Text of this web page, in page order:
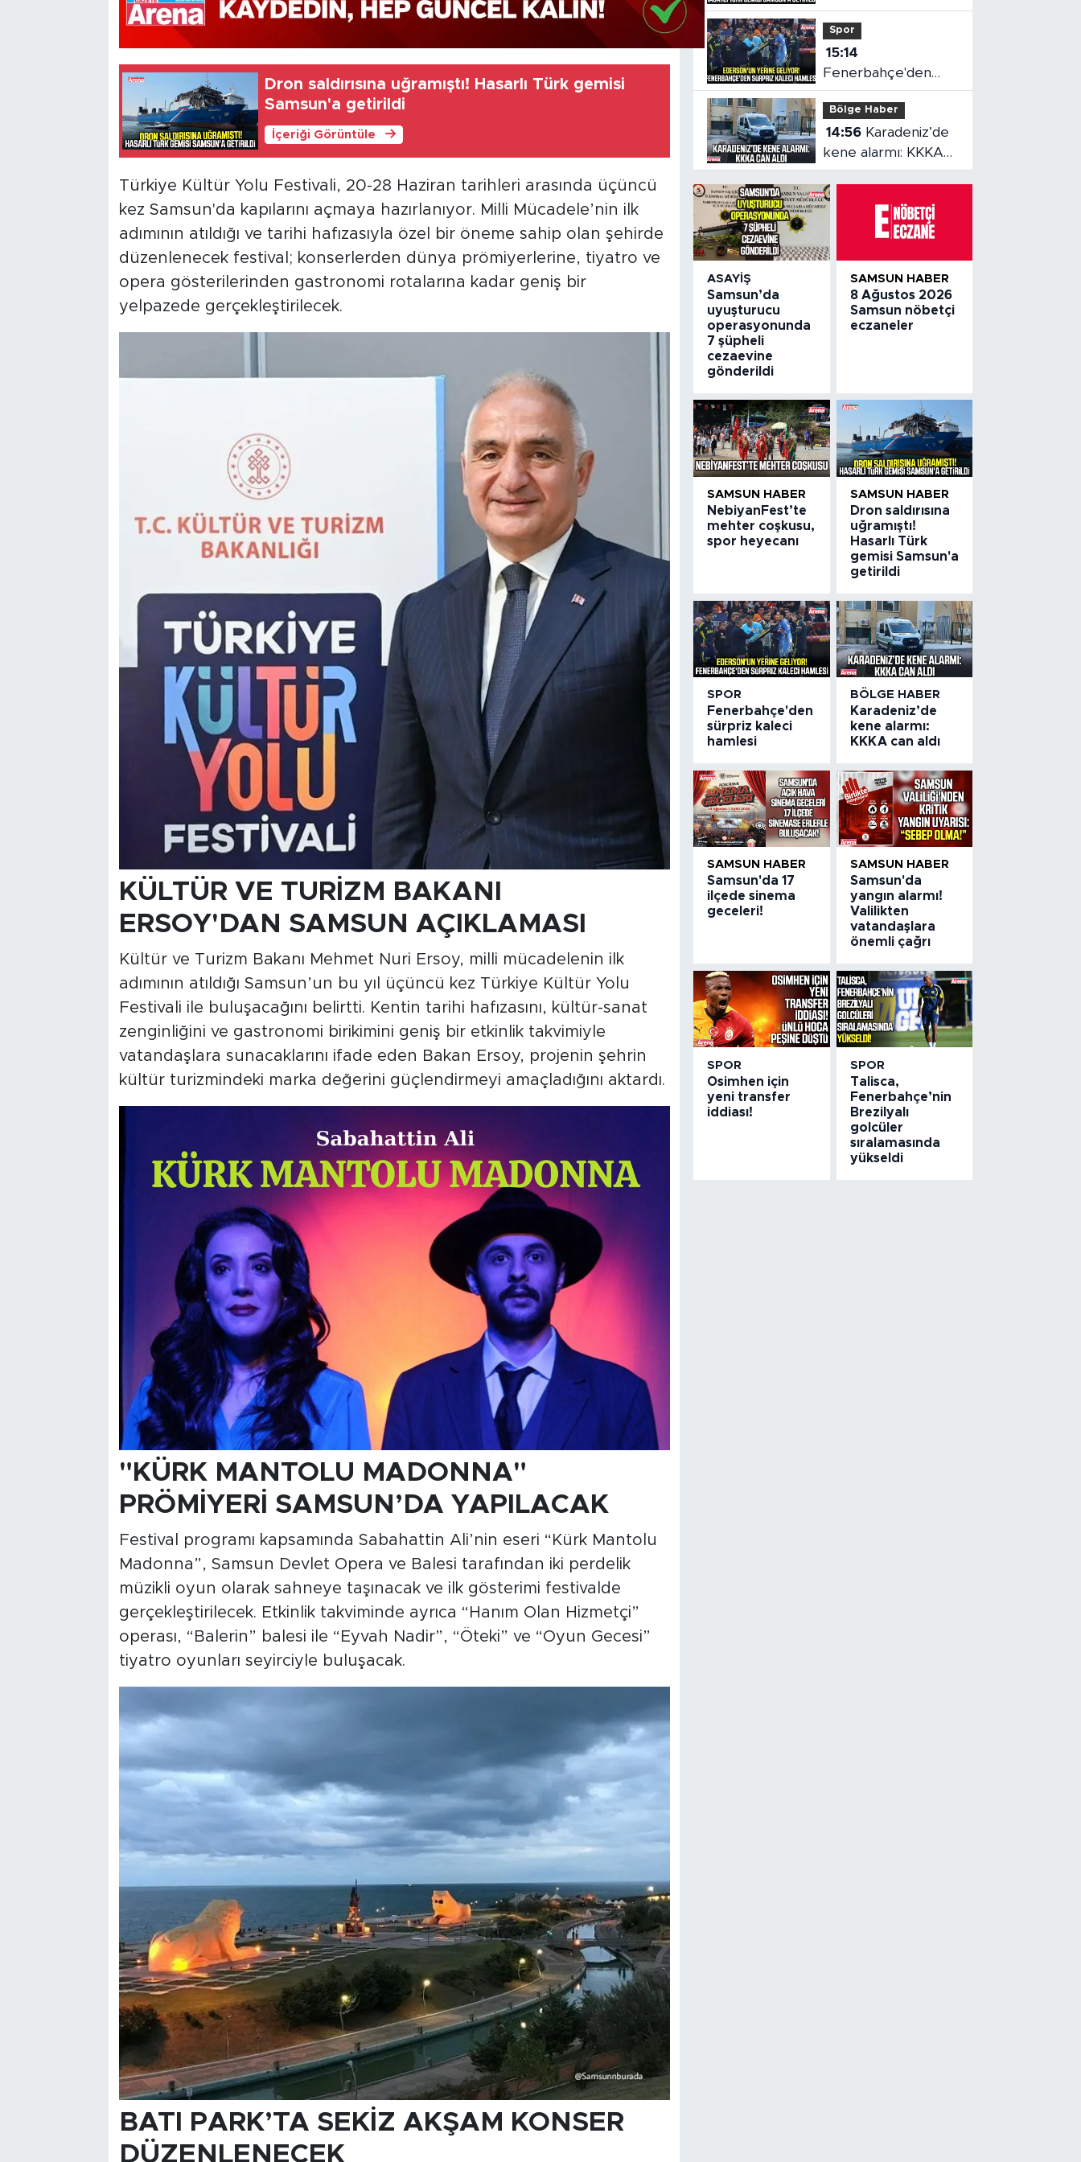
Dron saldırısına uğramıştı! Hasarlı Türk gemisi
Samsun'a getirildi
İçeriği Görüntüle
Türkiye Kültür Yolu Festivali, 20-28 Haziran tarihleri arasında üçüncü
kez Samsun'da kapılarını açmaya hazırlanıyor. Milli Mücadele’nin ilk
adımının atıldığı ve tarihi hafızasıyla özel bir öneme sahip olan şehirde
düzenlenecek festival; konserlerden dünya prömiyerlerine, tiyatro ve
opera gösterilerinden gastronomi rotalarına kadar geniş bir
yelpazede gerçekleştirilecek.
KÜLTÜR VE TURİZM BAKANI
ERSOY'DAN SAMSUN AÇIKLAMASI
Kültür ve Turizm Bakanı Mehmet Nuri Ersoy, milli mücadelenin ilk
adımının atıldığı Samsun’un bu yıl üçüncü kez Türkiye Kültür Yolu
Festivali ile buluşacağını belirtti. Kentin tarihi hafızasını, kültür-sanat
zenginliğini ve gastronomi birikimini geniş bir etkinlik takvimiyle
vatandaşlara sunacaklarını ifade eden Bakan Ersoy, projenin şehrin
kültür turizmindeki marka değerini güçlendirmeyi amaçladığını aktardı.
"KÜRK MANTOLU MADONNA"
PRÖMİYERİ SAMSUN’DA YAPILACAK
Festival programı kapsamında Sabahattin Ali’nin eseri “Kürk Mantolu
Madonna”, Samsun Devlet Opera ve Balesi tarafından iki perdelik
müzikli oyun olarak sahneye taşınacak ve ilk gösterimi festivalde
gerçekleştirilecek. Etkinlik takviminde ayrıca “Hanım Olan Hizmetçi”
operası, “Balerin” balesi ile “Eyvah Nadir”, “Öteki” ve “Oyun Gecesi”
tiyatro oyunları seyirciyle buluşacak.
BATI PARK’TA SEKİZ AKŞAM KONSER
DÜZENLENECEK
Hasarlı Türk gemisi
Samsun'a getirildi
Spor
15:14
Fenerbahçe'den
sürpriz kaleci
hamlesi
Bölge Haber
14:56
kene alarmı: KKKA
can aldı
ASAYIŞ
Samsun’da
uyuşturucu
operasyonunda
7 şüpheli
cezaevine
gönderildi
SAMSUN HABER
8 Ağustos 2026
Samsun nöbetçi
eczaneler
SAMSUN HABER
NebiyanFest’te
mehter coşkusu,
spor heyecanı
SAMSUN HABER
Dron saldırısına
uğramıştı!
Hasarlı Türk
gemisi Samsun'a
getirildi
SPOR
Fenerbahçe'den
sürpriz kaleci
hamlesi
BÖLGE HABER
Karadeniz’de
kene alarmı:
KKKA can aldı
SAMSUN HABER
Samsun'da 17
ilçede sinema
geceleri!
SAMSUN HABER
Samsun'da
yangın alarmı!
Valilikten
vatandaşlara
önemli çağrı
SPOR
Osimhen için
yeni transfer
iddiası!
SPOR
Talisca,
Fenerbahçe’nin
Brezilyalı
golcüler
sıralamasında
yükseldi